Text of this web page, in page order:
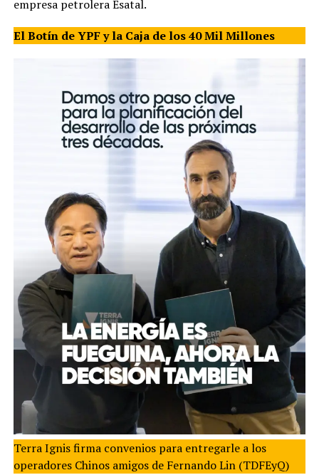
empresa petrolera Esatal.
El Botín de YPF y la Caja de los 40 Mil Millones
Terra Ignis firma convenios para entregarle a los
operadores Chinos amigos de Fernando Lin (TDFEyQ)